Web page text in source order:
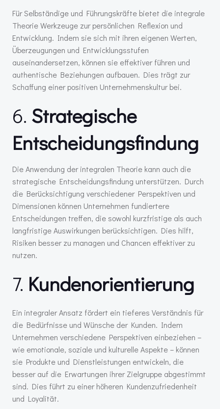
Für Selbständige und Führungskräfte bietet die integrale
Theorie Werkzeuge zur persönlichen Reflexion und
Entwicklung. Indem sie sich mit ihren eigenen Werten,
Überzeugungen und Entwicklungsstufen
auseinandersetzen, können sie effektiver führen und
authentische Beziehungen aufbauen. Dies trägt zur
Schaffung einer positiven Unternehmenskultur bei.
6. Strategische
Entscheidungsfindung
Die Anwendung der integralen Theorie kann auch die
strategische Entscheidungsfindung unterstützen. Durch
die Berücksichtigung verschiedener Perspektiven und
Dimensionen können Unternehmen fundiertere
Entscheidungen treffen, die sowohl kurzfristige als auch
langfristige Auswirkungen berücksichtigen. Dies hilft,
Risiken besser zu managen und Chancen effektiver zu
nutzen.
7. Kundenorientierung
Ein integraler Ansatz fördert ein tieferes Verständnis für
die Bedürfnisse und Wünsche der Kunden. Indem
Unternehmen verschiedene Perspektiven einbeziehen –
wie emotionale, soziale und kulturelle Aspekte – können
sie Produkte und Dienstleistungen entwickeln, die
besser auf die Erwartungen ihrer Zielgruppe abgestimmt
sind. Dies führt zu einer höheren Kundenzufriedenheit
und Loyalität.